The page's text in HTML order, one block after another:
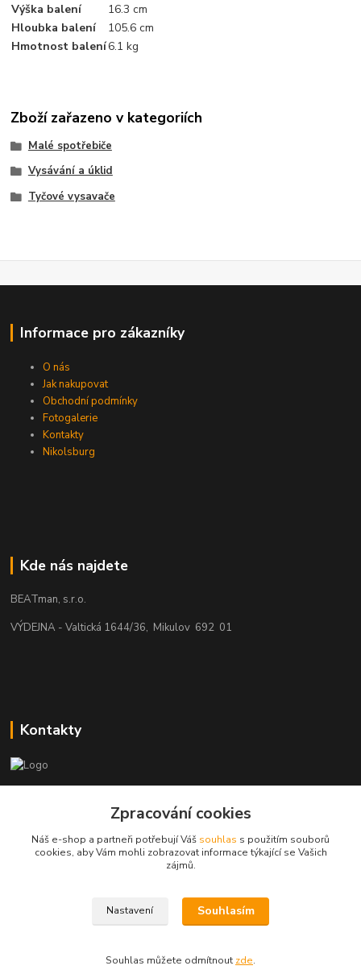
Výška balení
16.3 cm
Hloubka balení
105.6 cm
Hmotnost balení6.1 kg
Zboží zařazeno v kategoriích
Malé spotřebiče
Vysávání a úklid
Tyčové vysavače
Informace pro zákazníky
O nás
Jak nakupovat
Obchodní podmínky
Fotogalerie
Kontakty
Nikolsburg
Kde nás najdete
BEATman, s.r.o.
VÝDEJNA - Valtická 1644/36, Mikulov 692 01
Kontakty
elektro@beatman.cz
Zpracování cookies
Náš e-shop a partneři potřebují Váš souhlas s použitím souborů
cookies, aby Vám mohli zobrazovat informace týkající se Vašich
zájmů.
Nastavení Souhlasím
Souhlas můžete odmítnout zde.